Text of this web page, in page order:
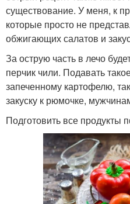
существование. У меня, к
которые просто не
обжигающих салатов и
За острую часть в лечо
перчик чили. Подавать
запеченному картофелю,
закуску к рюмочке,
Подготовить все продукты